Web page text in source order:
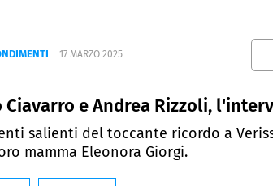
17 MARZO 2025
Ciavarro e Andrea Rizzoli,
salienti del toccante ricordo a
mamma Eleonora Giorgi.